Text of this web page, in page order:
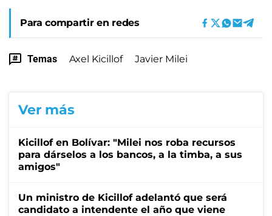
Para compartir en redes
Temas Axel Kicillof Javier Milei
Ver más
Kicillof en Bolívar: "Milei nos roba recursos
para dárselos a los bancos, a la timba, a sus
amigos"
Un ministro de Kicillof adelantó que será
candidato a intendente el año que viene